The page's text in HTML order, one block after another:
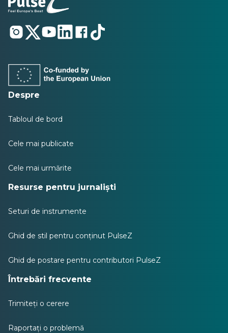
Se
deschide
filă
nouă
Se
deschide
filă
nouă
Se
deschide
filă
nouă
Se
deschide
filă
nouă
Se
deschide
filă
nouă
Se
deschide
nouă
Despre
Tabloul de bord
Cele mai publicate
Cele mai urmărite
Resurse pentru jurnaliști
Seturi de instrumente
Ghid de stil pentru conținut PulseZ
Ghid de postare pentru contributori PulseZ
Întrebări frecvente
Trimiteți o cerere
Raportați o problemă